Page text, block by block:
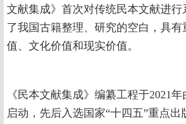
文献集成》首次对传统民本文献进
了我国古籍整理、研究的空白，具有
值、文化价值和现实价值。
《民本文献集成》编纂工程于2021
启动，先后入选国家“十四五”重点出